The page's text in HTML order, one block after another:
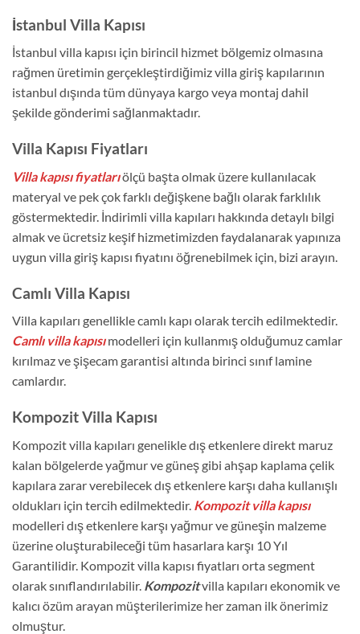
İstanbul Villa Kapısı
İstanbul villa kapısı için birincil hizmet bölgemiz olmasına
rağmen üretimin gerçekleştirdiğimiz villa giriş kapılarının
istanbul dışında tüm dünyaya kargo veya montaj dahil
şekilde gönderimi sağlanmaktadır.
Villa Kapısı Fiyatları
Villa kapısı fiyatlarıölçü başta olmak üzere kullanılacak
materyal ve pek çok farklı değişkene bağlı olarak farklılık
göstermektedir. İndirimli villa kapıları hakkında detaylı bilgi
almak ve ücretsiz keşif hizmetimizden faydalanarak yapınıza
uygun villa giriş kapısı fiyatını öğrenebilmek için, bizi arayın.
Camlı Villa Kapısı
Villa kapıları genellikle camlı kapı olarak tercih edilmektedir.
Camlı villa kapısımodelleri için kullanmış olduğumuz camlar
kırılmaz ve şişecam garantisi altında birinci sınıf lamine
camlardır.
Kompozit Villa Kapısı
Kompozit villa kapıları genelikle dış etkenlere direkt maruz
kalan bölgelerde yağmur ve güneş gibi ahşap kaplama çelik
kapılara zarar verebilecek dış etkenlere karşı daha kullanışlı
oldukları için tercih edilmektedir. Kompozit villa kapısı
modelleri dış etkenlere karşı yağmur ve güneşin malzeme
üzerine oluşturabileceği tüm hasarlara karşı 10 Yıl
Garantilidir. Kompozit villa kapısı fiyatları orta segment
olarak sınıflandırılabilir. Kompozitvilla kapıları ekonomik ve
kalıcı özüm arayan müşterilerimize her zaman ilk önerimiz
olmuştur.